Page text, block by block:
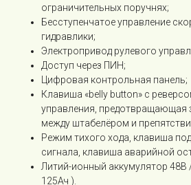
ограничительных поручнях;
Бесступенчатое управление
гидравлики;
Электропривод рулевого
Доступ через ПИН;
Цифровая контрольная панель;
Клавиша «belly button» с
управления, предотвращающая
между штабелёром и
Режим тихого хода, клавиша
сигнала, клавиша аварийной
Литий-ионный аккумулятор 48В
125Ач ).